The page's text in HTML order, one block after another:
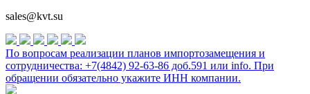
sales@kvt.su
По вопросам реализации планов импортозамещения и
сотрудничества: +7(4842) 92-63-86 доб.591 или info. При
обращении обязательно укажите ИНН компании.